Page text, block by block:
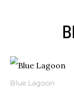
Blue Lagoon